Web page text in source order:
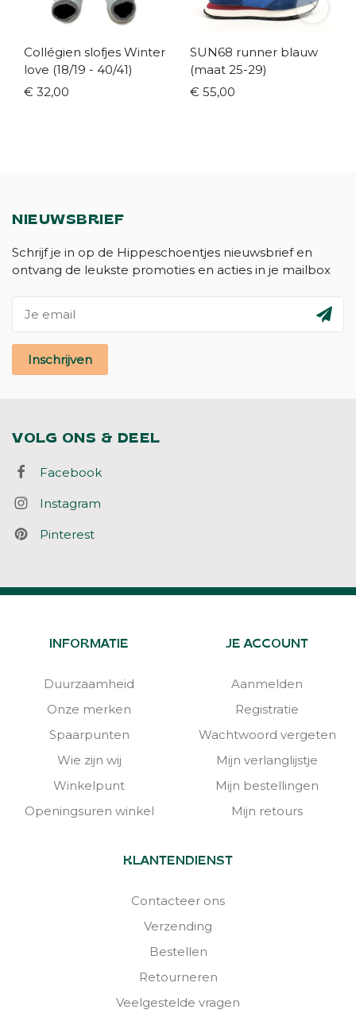
Collégien slofjes Winter
love (18/19 - 40/41)
€ 32,00
SUN68 runner blauw
(maat 25-29)
€ 55,00
NIEUWSBRIEF
Schrijf je in op de Hippeschoentjes nieuwsbrief en
ontvang de leukste promoties en acties in je mailbox
Inschrijven
VOLG ONS & DEEL
Facebook
Instagram
Pinterest
INFORMATIE
Duurzaamheid
Onze merken
Spaarpunten
Wie zijn wij
Winkelpunt
Openingsuren winkel
JE ACCOUNT
Aanmelden
Registratie
Wachtwoord vergeten
Mijn verlanglijstje
Mijn bestellingen
Mijn retours
KLANTENDIENST
Contacteer ons
Verzending
Bestellen
Retourneren
Veelgestelde vragen